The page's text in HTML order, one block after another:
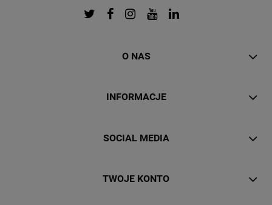
O NAS
INFORMACJE
SOCIAL MEDIA
TWOJE KONTO